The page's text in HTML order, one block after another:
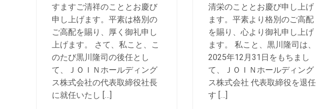
すますご清祥のこととお慶び
申し上げます。平素は格別の
ご高配を賜り、厚く御礼申し
上げます。 さて、私こと、こ
のたび黒川隆司の後任とし
て、ＪＯＩＮホールディング
ス株式会社の代表取締役社長
に就任いたし […]
清栄のこととお慶び申し上げ
ます。平素より格別のご高配
を賜り、心より御礼申し上げ
ます。 私こと、黒川隆司は、
2025年12月31日をもちまし
て、ＪＯＩＮホールディング
ス株式会社 代表取締役を退任
す […]